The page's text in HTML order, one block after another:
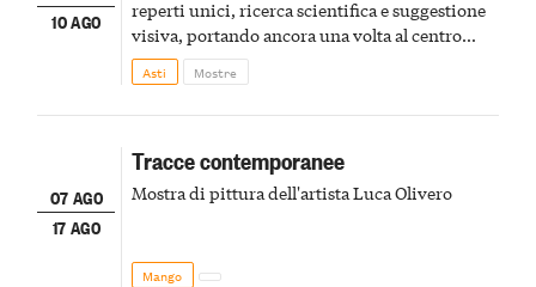
10 AGO
reperti unici, ricerca scientifica e suggestione
visiva, portando ancora una volta al centro
della scena le meraviglie del passato astigiano
Asti Mostre
07 AGO
17 AGO
Tracce contemporanee
Mostra di pittura dell'artista Luca Olivero
Mango